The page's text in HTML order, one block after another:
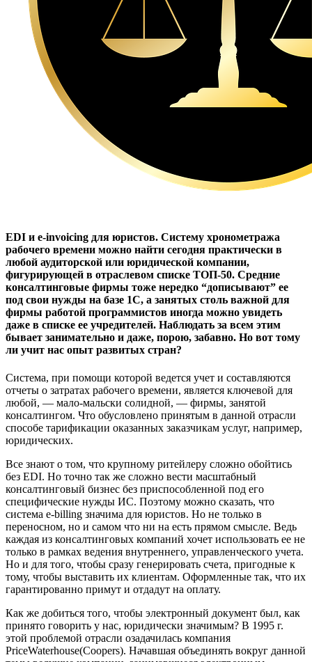
EDI и e-invoicing для юристов. Систему хронометража
рабочего времени можно найти сегодня практически в
любой аудиторской или юридической компании,
фигурирующей в отраслевом списке ТОП-50. Средние
консалтинговые фирмы тоже нередко “дописывают” ее
под свои нужды на базе 1С, а занятых столь важной для
фирмы работой программистов иногда можно увидеть
даже в списке ее учредителей. Наблюдать за всем этим
бывает занимательно и даже, порою, забавно. Но вот тому
ли учит нас опыт развитых стран?
Система, при помощи которой ведется учет и составляются
отчеты о затратах рабочего времени, является ключевой для
любой, — мало-мальски солидной, — фирмы, занятой
консалтингом. Что обусловлено принятым в данной отрасли
способе тарификации оказанных заказчикам услуг, например,
юридических.
Все знают о том, что крупному ритейлеру сложно обойтись
без EDI. Но точно так же сложно вести масштабный
консалтинговый бизнес без приспособленной под его
специфические нужды ИС. Поэтому можно сказать, что
система e-billing значима для юристов. Но не только в
переносном, но и самом что ни на есть прямом смысле. Ведь
каждая из консалтинговых компаний хочет использовать ее не
только в рамках ведения внутреннего, управленческого учета.
Но и для того, чтобы сразу генерировать счета, пригодные к
тому, чтобы выставить их клиентам. Оформленные так, что их
гарантированно примут и отдадут на оплату.
Как же добиться того, чтобы электронный документ был, как
принято говорить у нас, юридически значимым? В 1995 г.
этой проблемой отрасли озадачилась компания
PriceWaterhouse(Coopers). Начавшая объединять вокруг данной